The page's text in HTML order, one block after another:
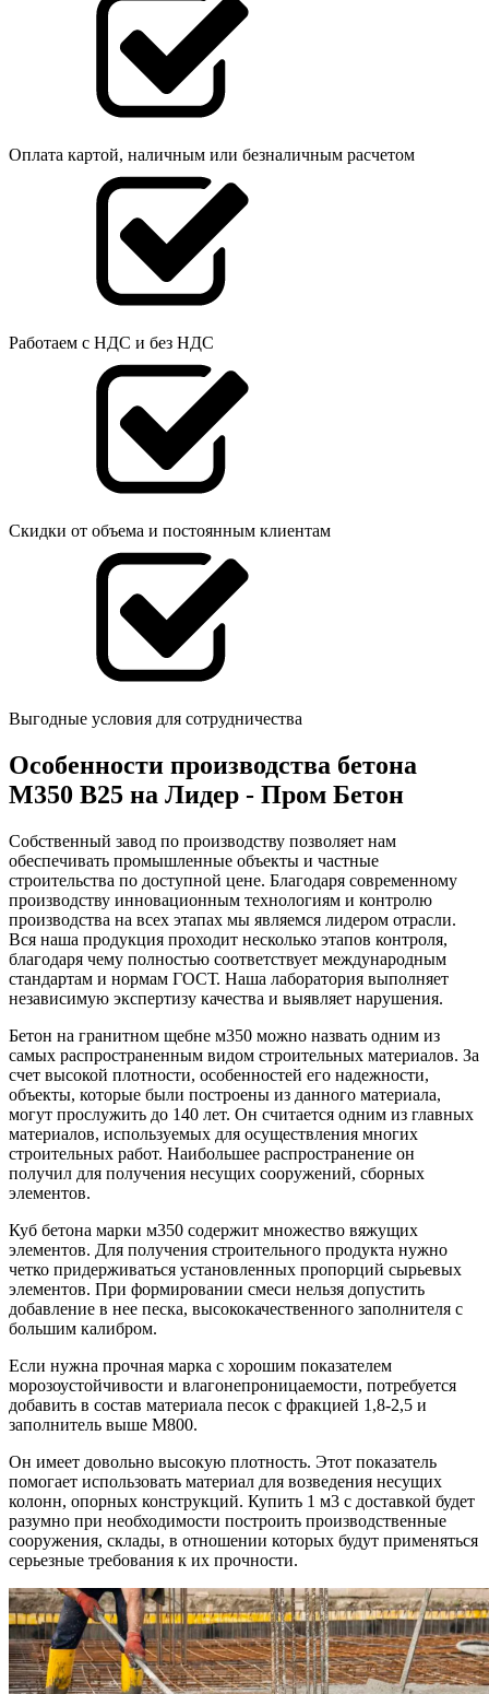
Оплата картой, наличным или безналичным расчетом
Работаем с НДС и без НДС
Скидки от объема и постоянным клиентам
Выгодные условия для сотрудничества
Особенности производства бетона
М350 B25 на Лидер - Пром Бетон
Собственный завод по производству позволяет нам
обеспечивать промышленные объекты и частные
строительства по доступной цене. Благодаря современному
производству инновационным технологиям и контролю
производства на всех этапах мы являемся лидером отрасли.
Вся наша продукция проходит несколько этапов контроля,
благодаря чему полностью соответствует международным
стандартам и нормам ГОСТ. Наша лаборатория выполняет
независимую экспертизу качества и выявляет нарушения.
Бетон на гранитном щебне м350 можно назвать одним из
самых распространенным видом строительных материалов. За
счет высокой плотности, особенностей его надежности,
объекты, которые были построены из данного материала,
могут прослужить до 140 лет. Он считается одним из главных
материалов, используемых для осуществления многих
строительных работ. Наибольшее распространение он
получил для получения несущих сооружений, сборных
элементов.
Куб бетона марки м350 содержит множество вяжущих
элементов. Для получения строительного продукта нужно
четко придерживаться установленных пропорций сырьевых
элементов. При формировании смеси нельзя допустить
добавление в нее песка, высококачественного заполнителя с
большим калибром.
Если нужна прочная марка с хорошим показателем
морозоустойчивости и влагонепроницаемости, потребуется
добавить в состав материала песок с фракцией 1,8-2,5 и
заполнитель выше М800.
Он имеет довольно высокую плотность. Этот показатель
помогает использовать материал для возведения несущих
колонн, опорных конструкций. Купить 1 м3 с доставкой будет
разумно при необходимости построить производственные
сооружения, склады, в отношении которых будут применяться
серьезные требования к их прочности.